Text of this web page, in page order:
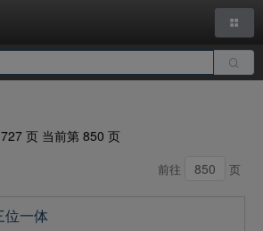
页 当前第 850 页
前往 页
位一体